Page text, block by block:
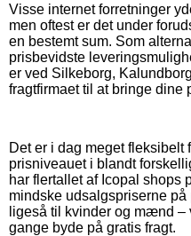
Visse internet forretninger
men oftest er det under
en bestemt sum. Som
prisbevidste
er ved Silkeborg,
fragtfirmaet til at bringe dine
Det er i dag meget fleksibelt
prisniveauet i blandt
har flertallet af Icopal shops
mindske udsalgspriserne
ligeså til kvinder og mænd
gange byde på gratis fragt.